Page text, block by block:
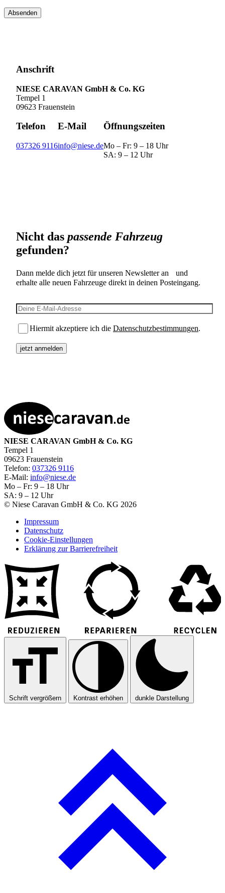
Absenden
Anschrift
NIESE CARAVAN GmbH & Co. KG
Tempel 1
09623 Frauenstein
Telefon
037326 9116
E-Mail
info@niese.de
Öffnungszeiten
Mo – Fr: 9 – 18 Uhr
SA: 9 – 12 Uhr
Nicht das passende Fahrzeug
gefunden?
Dann melde dich jetzt für unseren Newsletter an und
erhalte alle neuen Fahrzeuge direkt in deinen Posteingang.
E-Mail-Adresse
Hiermit akzeptiere ich die Datenschutzbestimmungen.
NIESE CARAVAN GmbH & Co. KG
Tempel 1
09623 Frauenstein
Telefon: 037326 9116
E-Mail: info@niese.de
Mo – Fr: 9 – 18 Uhr
SA: 9 – 12 Uhr
© Niese Caravan GmbH & Co. KG 2026
Impressum
Datenschutz
Cookie-Einstellungen
Erklärung zur Barrierefreiheit
Schrift vergrößern Kontrast erhöhen dunkle Darstellung